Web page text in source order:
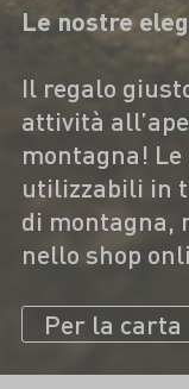
Le nostre
Il regalo
attività
montagna!
utilizzabili in
di montagna,
nello shop
Per la carta